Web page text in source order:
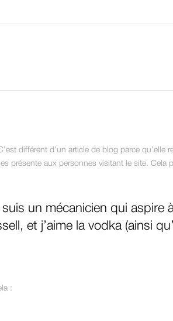
différent d’un article de blog parce
présente aux personnes visitant le site. Cela
un mécanicien qui aspire
et j’aime la vodka (ainsi
: